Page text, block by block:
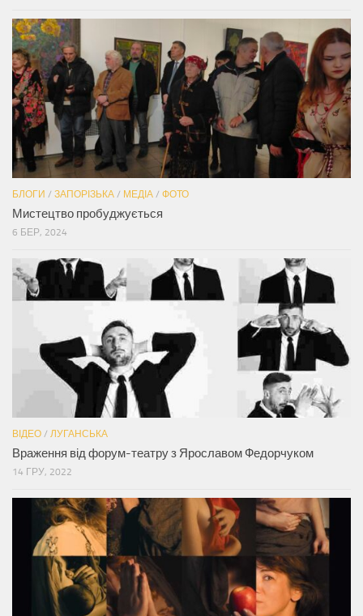
БЛОГИ / ЗАПОРІЗЬКА / МЕДІА / ФОТО
Мистецтво пробуджується
6 БЕР, 2024
ВІДЕО / ЛУГАНСЬКА
Враження від форум-театру з Ярославом Федорчуком
14 ГРУ, 2022